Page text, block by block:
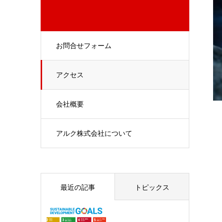
お問合せフォーム
アクセス
会社概要
アルク株式会社について
最近の記事 トピックス